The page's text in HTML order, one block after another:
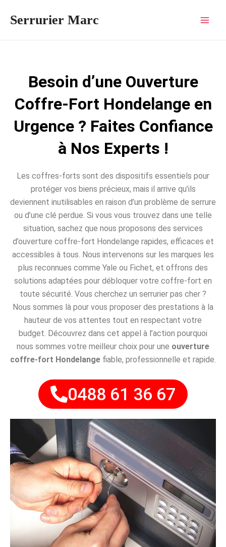
Serrurier Marc
Besoin d’une Ouverture
Coffre-Fort Hondelange en
Urgence ? Faites Confiance
à Nos Experts !
Les coffres-forts sont des dispositifs essentiels pour
protéger vos biens précieux, mais il arrive qu’ils
deviennent inutilisables en raison d’un problème de serrure
ou d’une clé perdue. Si vous vous trouvez dans une telle
situation, sachez que nous proposons des services
d’ouverture coffre-fort Hondelange rapides, efficaces et
accessibles à tous. Nous intervenons sur les marques les
plus reconnues comme Yale ou Fichet, et offrons des
solutions adaptées pour débloquer votre coffre-fort en
toute sécurité. Vous cherchez un serrurier pas cher ?
Nous sommes là pour vous proposer des prestations à la
hauteur de vos attentes tout en respectant votre
budget. Découvrez dans cet appel à l’action pourquoi
nous sommes votre meilleur choix pour une ouverture
coffre-fort Hondelange fiable, professionnelle et rapide.
0488 61 36 67